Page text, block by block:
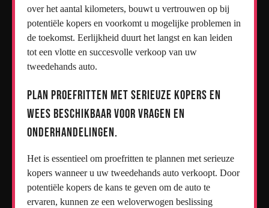
over het aantal kilometers, bouwt u vertrouwen op bij
potentiële kopers en voorkomt u mogelijke problemen in
de toekomst. Eerlijkheid duurt het langst en kan leiden
tot een vlotte en succesvolle verkoop van uw
tweedehands auto.
Plan proefritten met serieuze kopers en
wees beschikbaar voor vragen en
onderhandelingen.
Het is essentieel om proefritten te plannen met serieuze
kopers wanneer u uw tweedehands auto verkoopt. Door
potentiële kopers de kans te geven om de auto te
ervaren, kunnen ze een weloverwogen beslissing